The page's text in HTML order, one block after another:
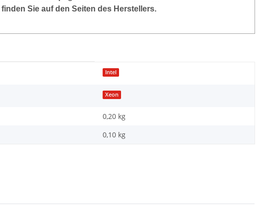
Sie auf den Seiten des Herstellers.
Intel
Xeon
0,20 kg
0,10 kg